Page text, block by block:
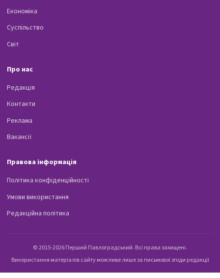
Економіка
Суспільство
Світ
Про нас
Редакція
Контакти
Реклама
Вакансії
Правова інформація
Політика конфіденційності
Умови використання
Редакційна політика
© 2015-2026 Перший Павлоградський. Всі права захищені.
Використання матеріалів сайту можливе лише за письмової згоди редакції